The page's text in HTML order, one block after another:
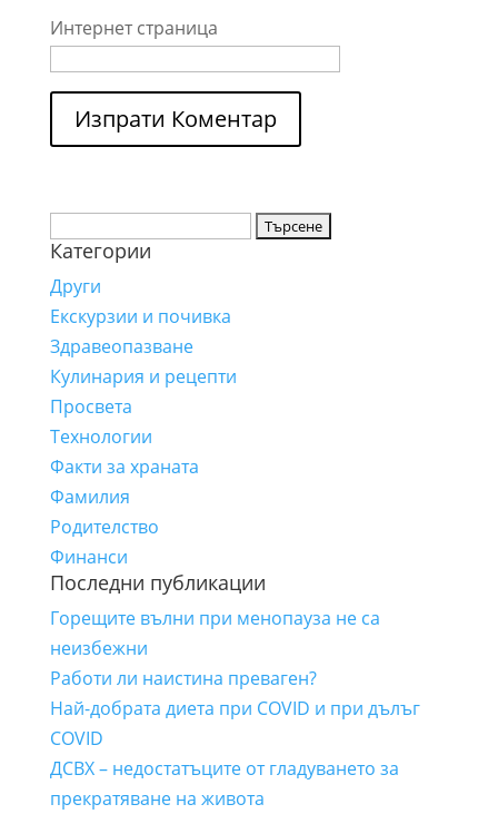
Интернет страница
за:
Категории
Други
Екскурзии и почивка
Здравеопазване
Кулинария и рецепти
Просвета
Технологии
Факти за храната
Фамилия
Родителство
Финанси
Последни публикации
Горещите вълни при менопауза не са
неизбежни
Работи ли наистина преваген?
Най-добрата диета при COVID и при дълъг
COVID
ДСВХ – недостатъците от гладуването за
прекратяване на живота